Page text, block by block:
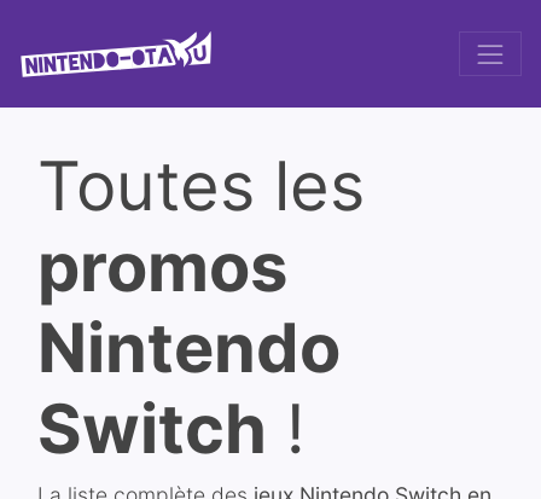
Toutes les
promos
Nintendo
Switch !